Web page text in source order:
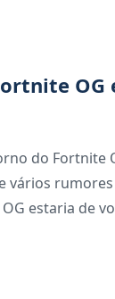
OG
do Fortnite
estaria de